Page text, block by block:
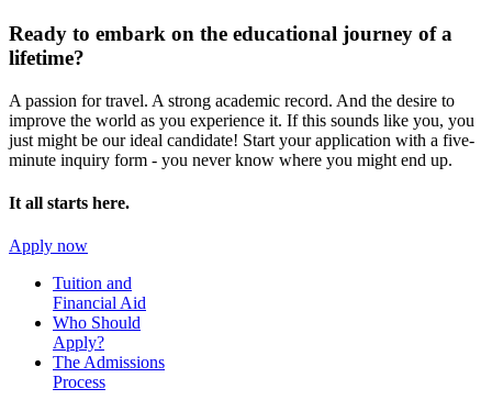
Ready to embark on the educational journey of a
lifetime?
A passion for travel. A strong academic record. And the desire to
improve the world as you experience it. If this sounds like you, you
just might be our ideal candidate! Start your application with a five-
minute inquiry form - you never know where you might end up.
It all starts here.
Apply now
Tuition and
Financial Aid
Who Should
Apply?
The Admissions
Process